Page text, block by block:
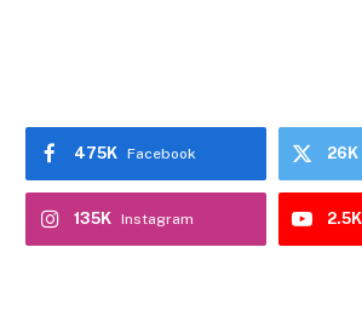
Facebook
475K 26K
Instagram
135K 2.5K